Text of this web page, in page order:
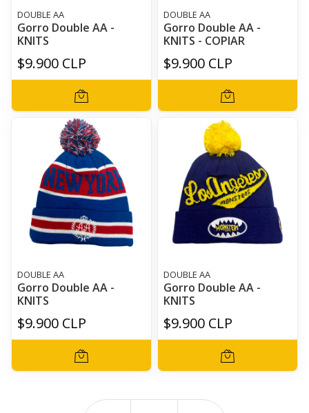
DOUBLE AA
Gorro Double AA -
KNITS
$9.900 CLP
DOUBLE AA
Gorro Double AA -
KNITS - COPIAR
$9.900 CLP
DOUBLE AA
Gorro Double AA -
KNITS
$9.900 CLP
DOUBLE AA
Gorro Double AA -
KNITS
$9.900 CLP